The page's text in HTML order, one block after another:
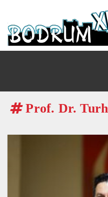
Prof. Dr.